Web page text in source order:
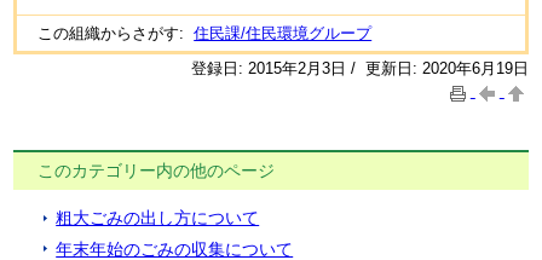
この組織からさがす:住民課/住民環境グループ
登録日: 2015年2月3日 / 更新日: 2020年6月19日
このカテゴリー内の他のページ
粗大ごみの出し方について
年末年始のごみの収集について